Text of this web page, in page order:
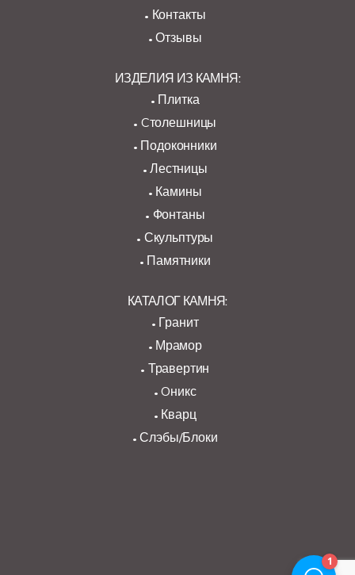
Контакты
Отзывы
ИЗДЕЛИЯ ИЗ КАМНЯ:
Плитка
Cтолешницы
Подоконники
Лестницы
Камины
Фонтаны
Скульптуры
Памятники
КАТАЛОГ КАМНЯ:
Гранит
Мрамор
Травертин
Oникс
Кварц
Слэбы/Блоки